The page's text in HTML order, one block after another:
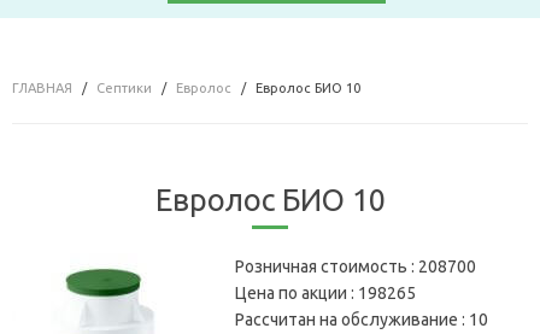
ГЛАВНАЯ Септики Евролос Евролос БИО 10
Евролос БИО 10
Розничная стоимость : 208700
Цена по акции : 198265
Рассчитан на обслуживание : 10